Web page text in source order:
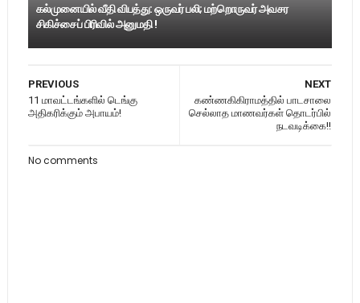
கல்முனையில் வீதி விபத்து: ஒருவர் பலி; மற்றொருவர் அவசர
சிகிச்சைப் பிரிவில் அனுமதி !
NEXT
கண்ணகிகிராமத்தில் பாடசாலை
செல்லாத மாணவர்கள் தொடர்பில்
நடவடிக்கை!!
PREVIOUS
11 மாவட்டங்களில் டெங்கு
அதிகரிக்கும் அபாயம்!
No comments